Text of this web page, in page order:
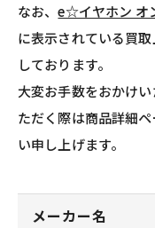
なお、e☆イヤホン オ
に表示されている買
しております。
大変お手数をおかけ
ただく際は商品詳細
い申し上げます。
メーカー名